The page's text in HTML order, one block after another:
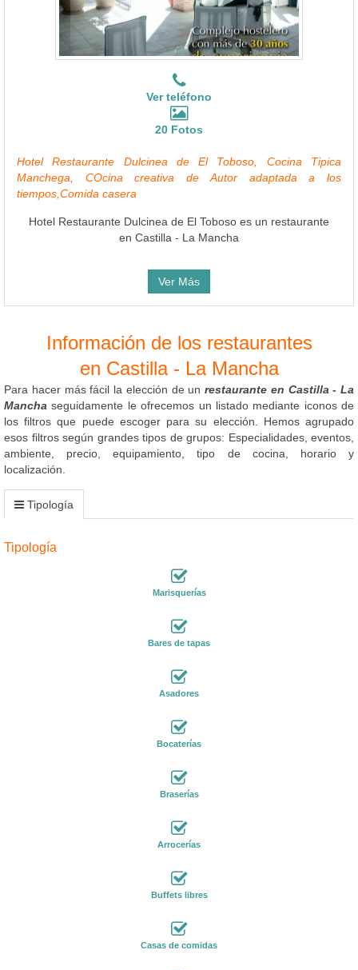
Ver teléfono
20 Fotos
Hotel Restaurante Dulcinea de El Toboso, Cocina Tipica
Manchega, COcina creativa de Autor adaptada a los
tiempos,Comida casera
Hotel Restaurante Dulcinea de El Toboso es un restaurante
en Castilla - La Mancha
Ver Más
Información de los restaurantes
en Castilla - La Mancha
Para hacer más fácil la elección de un restaurante en Castilla - La
Mancha seguidamente le ofrecemos un listado mediante iconos de
los filtros que puede escoger para su elección. Hemos agrupado
esos filtros según grandes tipos de grupos: Especialidades, eventos,
ambiente, precio, equipamiento, tipo de cocina, horario y
localización.
Tipología
Tipología
Marisquerías
Bares de tapas
Asadores
Bocaterías
Braserías
Arrocerías
Buffets libres
Casas de comidas